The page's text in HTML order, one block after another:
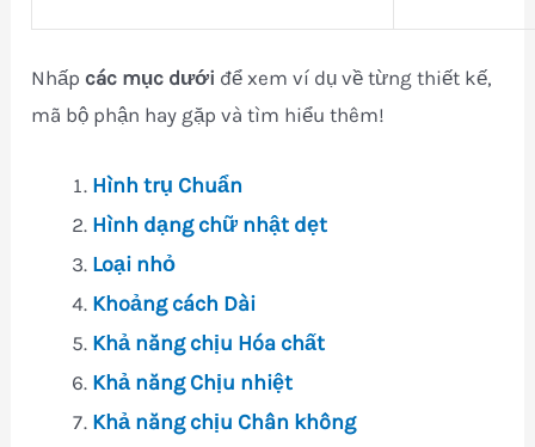
Nhấp các mục dưới để xem ví dụ về từng thiết kế,
mã bộ phận hay gặp và tìm hiểu thêm!
Hình trụ Chuẩn
Hình dạng chữ nhật dẹt
Loại nhỏ
Khoảng cách Dài
Khả năng chịu Hóa chất
Khả năng Chịu nhiệt
Khả năng chịu Chân không